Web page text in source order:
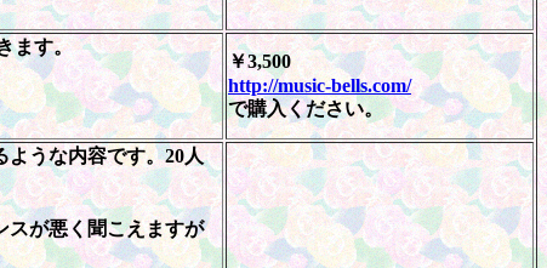
ます。
￥3,500
http://music-bells.com/
で購入ください。
うな内容です。20人
スが悪く聞こえますが